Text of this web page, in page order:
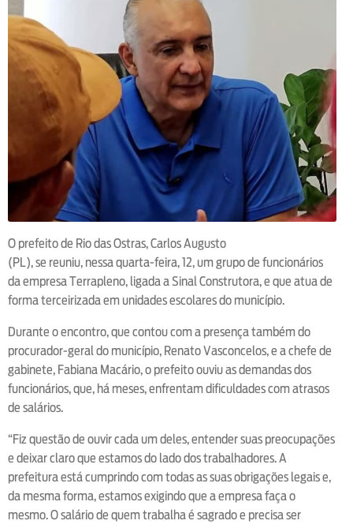
O prefeito de Rio das Ostras, Carlos Augusto
(PL), se reuniu, nessa quarta-feira, 12, um grupo de funcionários
da empresa Terrapleno, ligada a Sinal Construtora, e que atua de
forma terceirizada em unidades escolares do município.
Durante o encontro, que contou com a presença também do
procurador-geral do município, Renato Vasconcelos, e a chefe de
gabinete, Fabiana Macário, o prefeito ouviu as demandas dos
funcionários, que, há meses, enfrentam dificuldades com atrasos
de salários.
“Fiz questão de ouvir cada um deles, entender suas preocupações
e deixar claro que estamos do lado dos trabalhadores. A
prefeitura está cumprindo com todas as suas obrigações legais e,
da mesma forma, estamos exigindo que a empresa faça o
mesmo. O salário de quem trabalha é sagrado e precisa ser